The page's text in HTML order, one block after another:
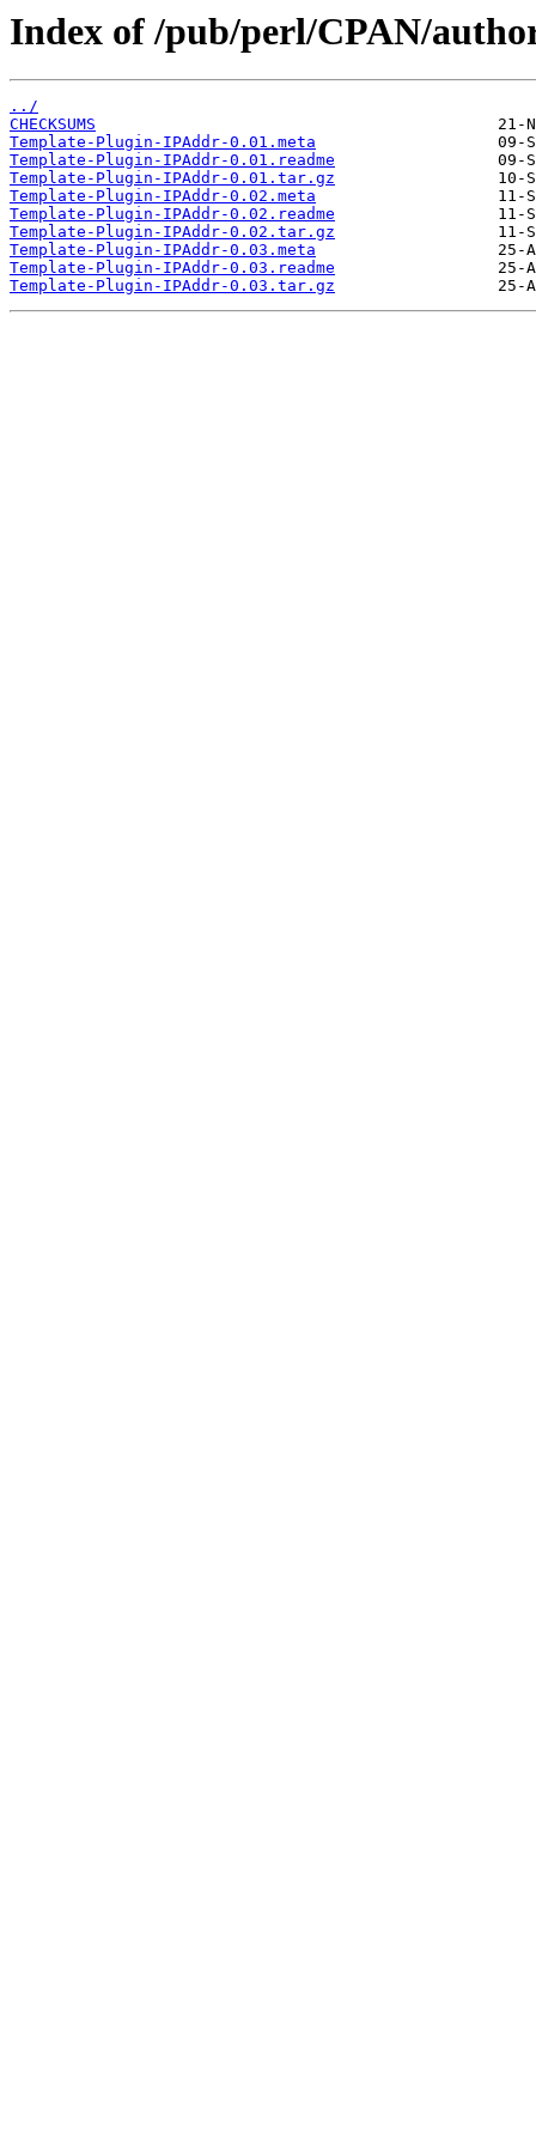
Index of /pub/perl/CPAN/
../
CHECKSUMS
Template-Plugin-IPAddr-0.01.meta
Template-Plugin-IPAddr-0.01.readme
Template-Plugin-IPAddr-0.01.tar.gz
Template-Plugin-IPAddr-0.02.meta
Template-Plugin-IPAddr-0.02.readme
Template-Plugin-IPAddr-0.02.tar.gz
Template-Plugin-IPAddr-0.03.meta
Template-Plugin-IPAddr-0.03.readme
Template-Plugin-IPAddr-0.03.tar.gz